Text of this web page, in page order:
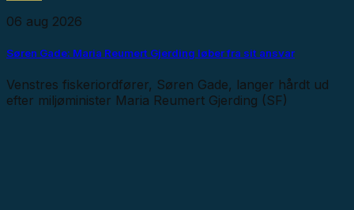
06 aug 2026
Søren Gade: Maria Reumert Gjerding løber fra sit ansvar
Venstres fiskeriordfører, Søren Gade, langer hårdt ud
efter miljøminister Maria Reumert Gjerding (SF)